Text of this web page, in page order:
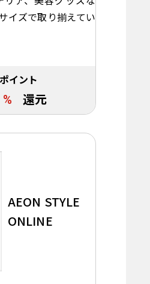
イズで取り揃えてい
イント
% 還元
AEON STYLE
ONLINE